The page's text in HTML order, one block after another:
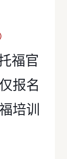
福官
报名
培训